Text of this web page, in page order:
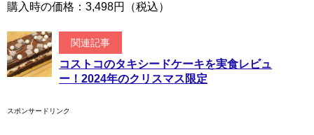
購入時の価格：3,498円（税込）
関連記事
コストコのタキシードケーキを実食レビュ
ー！2024年のクリスマス限定
スポンサードリンク